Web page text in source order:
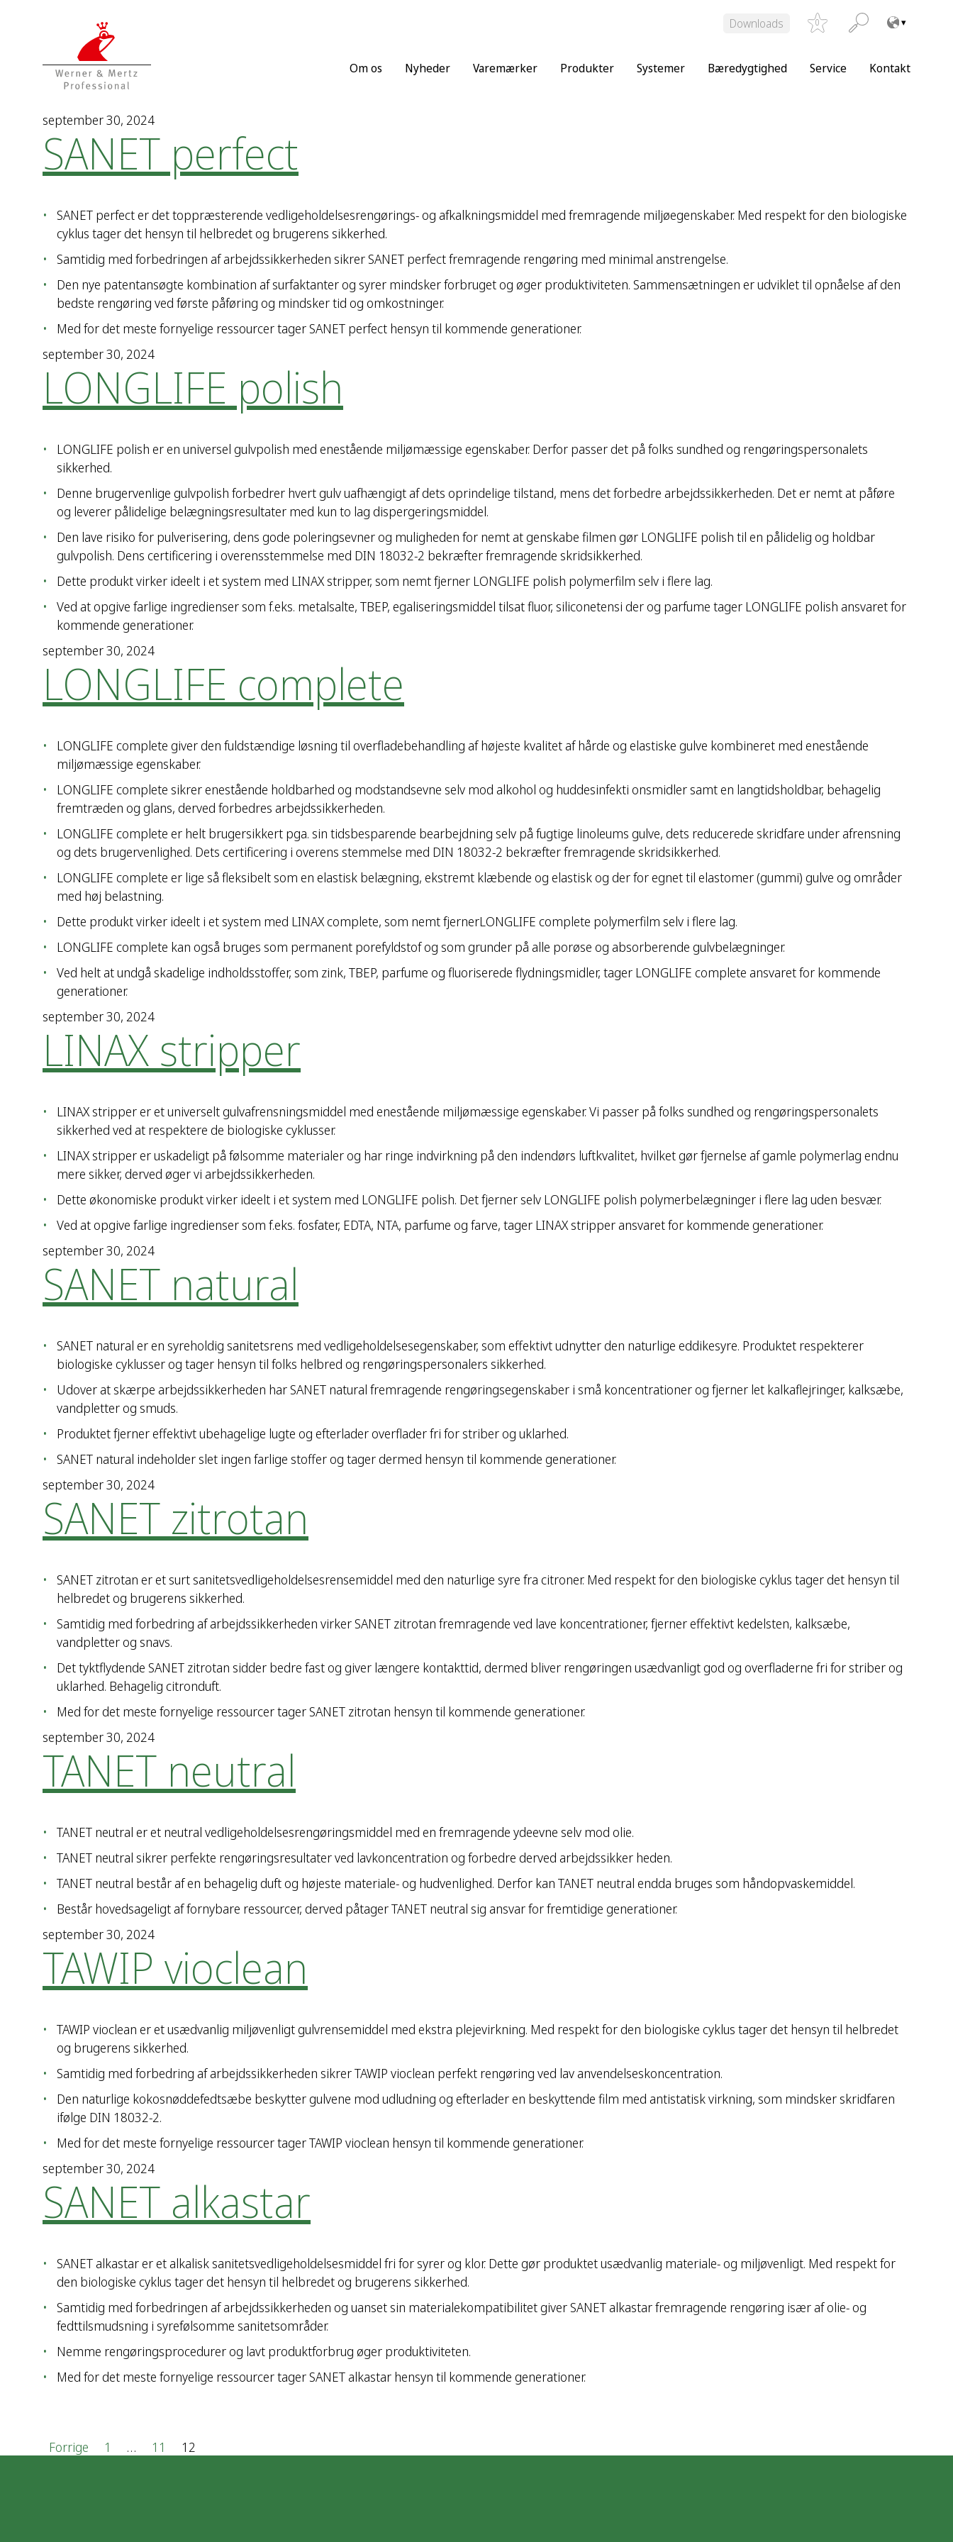
Downloads 0
Om os Nyheder Varemærker Produkter Systemer Bæredygtighed Service Kontakt
september 30, 2024
SANET perfect
SANET perfect er det toppræsterende vedligeholdelsesrengørings- og afkalkningsmiddel med fremragende miljøegenskaber. Med respekt for den biologiske
cyklus tager det hensyn til helbredet og brugerens sikkerhed.
Samtidig med forbedringen af arbejdssikkerheden sikrer SANET perfect fremragende rengøring med minimal anstrengelse.
Den nye patentansøgte kombination af surfaktanter og syrer mindsker forbruget og øger produktiviteten. Sammensætningen er udviklet til opnåelse af den
bedste rengøring ved første påføring og mindsker tid og omkostninger.
Med for det meste fornyelige ressourcer tager SANET perfect hensyn til kommende generationer.
september 30, 2024
LONGLIFE polish
LONGLIFE polish er en universel gulvpolish med enestående miljømæssige egenskaber. Derfor passer det på folks sundhed og rengøringspersonalets
sikkerhed.
Denne brugervenlige gulvpolish forbedrer hvert gulv uafhængigt af dets oprindelige tilstand, mens det forbedre arbejdssikkerheden. Det er nemt at påføre
og leverer pålidelige belægningsresultater med kun to lag dispergeringsmiddel.
Den lave risiko for pulverisering, dens gode poleringsevner og muligheden for nemt at genskabe filmen gør LONGLIFE polish til en pålidelig og holdbar
gulvpolish. Dens certificering i overensstemmelse med DIN 18032-2 bekræfter fremragende skridsikkerhed.
Dette produkt virker ideelt i et system med LINAX stripper, som nemt fjerner LONGLIFE polish polymerfilm selv i flere lag.
Ved at opgive farlige ingredienser som f.eks. metalsalte, TBEP, egaliseringsmiddel tilsat fluor, siliconetensi der og parfume tager LONGLIFE polish ansvaret for
kommende generationer.
september 30, 2024
LONGLIFE complete
LONGLIFE complete giver den fuldstændige løsning til overfladebehandling af højeste kvalitet af hårde og elastiske gulve kombineret med enestående
miljømæssige egenskaber.
LONGLIFE complete sikrer enestående holdbarhed og modstandsevne selv mod alkohol og huddesinfekti onsmidler samt en langtidsholdbar, behagelig
fremtræden og glans, derved forbedres arbejdssikkerheden.
LONGLIFE complete er helt brugersikkert pga. sin tidsbesparende bearbejdning selv på fugtige linoleums gulve, dets reducerede skridfare under afrensning
og dets brugervenlighed. Dets certificering i overens stemmelse med DIN 18032-2 bekræfter fremragende skridsikkerhed.
LONGLIFE complete er lige så fleksibelt som en elastisk belægning, ekstremt klæbende og elastisk og der for egnet til elastomer (gummi) gulve og områder
med høj belastning.
Dette produkt virker ideelt i et system med LINAX complete, som nemt fjernerLONGLIFE complete polymerfilm selv i flere lag.
LONGLIFE complete kan også bruges som permanent porefyldstof og som grunder på alle porøse og absorberende gulvbelægninger.
Ved helt at undgå skadelige indholdsstoffer, som zink, TBEP, parfume og fluoriserede flydningsmidler, tager LONGLIFE complete ansvaret for kommende
generationer.
september 30, 2024
LINAX stripper
LINAX stripper er et universelt gulvafrensningsmiddel med enestående miljømæssige egenskaber. Vi passer på folks sundhed og rengøringspersonalets
sikkerhed ved at respektere de biologiske cyklusser.
LINAX stripper er uskadeligt på følsomme materialer og har ringe indvirkning på den indendørs luftkvalitet, hvilket gør fjernelse af gamle polymerlag endnu
mere sikker, derved øger vi arbejdssikkerheden.
Dette økonomiske produkt virker ideelt i et system med LONGLIFE polish. Det fjerner selv LONGLIFE polish polymerbelægninger i flere lag uden besvær.
Ved at opgive farlige ingredienser som f.eks. fosfater, EDTA, NTA, parfume og farve, tager LINAX stripper ansvaret for kommende generationer.
september 30, 2024
SANET natural
SANET natural er en syreholdig sanitetsrens med vedligeholdelsesegenskaber, som effektivt udnytter den naturlige eddikesyre. Produktet respekterer
biologiske cyklusser og tager hensyn til folks helbred og rengøringspersonalers sikkerhed.
Udover at skærpe arbejdssikkerheden har SANET natural fremragende rengøringsegenskaber i små koncentrationer og fjerner let kalkaflejringer, kalksæbe,
vandpletter og smuds.
Produktet fjerner effektivt ubehagelige lugte og efterlader overflader fri for striber og uklarhed.
SANET natural indeholder slet ingen farlige stoffer og tager dermed hensyn til kommende generationer.
september 30, 2024
SANET zitrotan
SANET zitrotan er et surt sanitetsvedligeholdelsesrensemiddel med den naturlige syre fra citroner. Med respekt for den biologiske cyklus tager det hensyn til
helbredet og brugerens sikkerhed.
Samtidig med forbedring af arbejdssikkerheden virker SANET zitrotan fremragende ved lave koncentrationer, fjerner effektivt kedelsten, kalksæbe,
vandpletter og snavs.
Det tyktflydende SANET zitrotan sidder bedre fast og giver længere kontakttid, dermed bliver rengøringen usædvanligt god og overfladerne fri for striber og
uklarhed. Behagelig citronduft.
Med for det meste fornyelige ressourcer tager SANET zitrotan hensyn til kommende generationer.
september 30, 2024
TANET neutral
TANET neutral er et neutral vedligeholdelsesrengøringsmiddel med en fremragende ydeevne selv mod olie.
TANET neutral sikrer perfekte rengøringsresultater ved lavkoncentration og forbedre derved arbejdssikker heden.
TANET neutral består af en behagelig duft og højeste materiale- og hudvenlighed. Derfor kan TANET neutral endda bruges som håndopvaskemiddel.
Består hovedsageligt af fornybare ressourcer, derved påtager TANET neutral sig ansvar for fremtidige generationer.
september 30, 2024
TAWIP vioclean
TAWIP vioclean er et usædvanlig miljøvenligt gulvrensemiddel med ekstra plejevirkning. Med respekt for den biologiske cyklus tager det hensyn til helbredet
og brugerens sikkerhed.
Samtidig med forbedring af arbejdssikkerheden sikrer TAWIP vioclean perfekt rengøring ved lav anvendelseskoncentration.
Den naturlige kokosnøddefedtsæbe beskytter gulvene mod udludning og efterlader en beskyttende film med antistatisk virkning, som mindsker skridfaren
ifølge DIN 18032-2.
Med for det meste fornyelige ressourcer tager TAWIP vioclean hensyn til kommende generationer.
september 30, 2024
SANET alkastar
SANET alkastar er et alkalisk sanitetsvedligeholdelsesmiddel fri for syrer og klor. Dette gør produktet usædvanlig materiale- og miljøvenligt. Med respekt for
den biologiske cyklus tager det hensyn til helbredet og brugerens sikkerhed.
Samtidig med forbedringen af arbejdssikkerheden og uanset sin materialekompatibilitet giver SANET alkastar fremragende rengøring især af olie- og
fedttilsmudsning i syrefølsomme sanitetsområder.
Nemme rengøringsprocedurer og lavt produktforbrug øger produktiviteten.
Med for det meste fornyelige ressourcer tager SANET alkastar hensyn til kommende generationer.
IForrige 1 … 11 12